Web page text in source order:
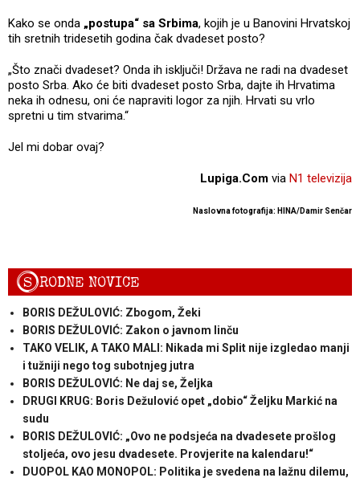
Kako se onda „postupa“ sa Srbima, kojih je u Banovini Hrvatskoj
tih sretnih tridesetih godina čak dvadeset posto?
„Što znači dvadeset? Onda ih isključi! Država ne radi na dvadeset
posto Srba. Ako će biti dvadeset posto Srba, dajte ih Hrvatima
neka ih odnesu, oni će napraviti logor za njih. Hrvati su vrlo
spretni u tim stvarima.“
Jel mi dobar ovaj?
Lupiga.Com via N1 televizija
Naslovna fotografija: HINA/Damir Senčar
SRODNE NOVICE
BORIS DEŽULOVIĆ: Zbogom, Žeki
BORIS DEŽULOVIĆ: Zakon o javnom linču
TAKO VELIK, A TAKO MALI: Nikada mi Split nije izgledao manji
i tužniji nego tog subotnjeg jutra
BORIS DEŽULOVIĆ: Ne daj se, Željka
DRUGI KRUG: Boris Dežulović opet „dobio“ Željku Markić na
sudu
BORIS DEŽULOVIĆ: „Ovo ne podsjeća na dvadesete prošlog
stoljeća, ovo jesu dvadesete. Provjerite na kalendaru!“
DUOPOL KAO MONOPOL: Politika je svedena na lažnu dilemu,